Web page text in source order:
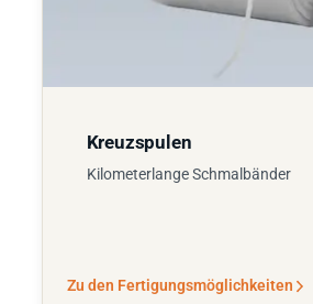
Kreuzspulen
Kilometerlange Schmalbänder
Zu den Fertigungsmöglichkeiten